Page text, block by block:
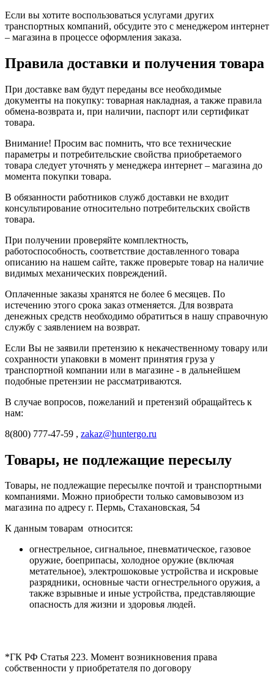
Если вы хотите воспользоваться услугами других
транспортных компаний, обсудите это с менеджером интернет
– магазина в процессе оформления заказа.
Правила доставки и получения товара
При доставке вам будут переданы все необходимые
документы на покупку: товарная накладная, а также правила
обмена-возврата и, при наличии, паспорт или сертификат
товара.
Внимание! Просим вас помнить, что все технические
параметры и потребительские свойства приобретаемого
товара следует уточнять у менеджера интернет – магазина до
момента покупки товара.
В обязанности работников служб доставки не входит
консультирование относительно потребительских свойств
товара.
При получении проверяйте комплектность,
работоспособность, соответствие доставленного товара
описанию на нашем сайте, также проверьте товар на наличие
видимых механических повреждений.
Оплаченные заказы хранятся не более 6 месяцев. По
истечению этого срока заказ отменяется. Для возврата
денежных средств необходимо обратиться в нашу справочную
службу с заявлением на возврат.
Если Вы не заявили претензию к некачественному товару или
сохранности упаковки в момент принятия груза у
транспортной компании или в магазине - в дальнейшем
подобные претензии не рассматриваются.
В случае вопросов, пожеланий и претензий обращайтесь к
нам:
8(800) 777-47-59 , zakaz@huntergo.ru
Товары, не подлежащие пересылу
Товары, не подлежащие пересылке почтой и транспортными
компаниями. Можно приобрести только самовывозом из
магазина по адресу г. Пермь, Стахановская, 54
К данным товарам относится:
огнестрельное, сигнальное, пневматическое, газовое
оружие, боеприпасы, холодное оружие (включая
метательное), электрошоковые устройства и искровые
разрядники, основные части огнестрельного оружия, а
также взрывные и иные устройства, представляющие
опасность для жизни и здоровья людей.
*ГК РФ Статья 223. Момент возникновения права
собственности у приобретателя по договору